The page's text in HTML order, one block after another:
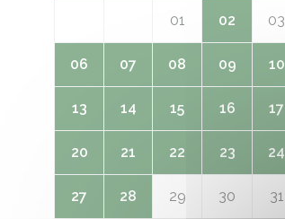
01 02 03
06 07 08 09 10
13 14 15 16 17
20 21 22 23 24
27 28 29 30 31